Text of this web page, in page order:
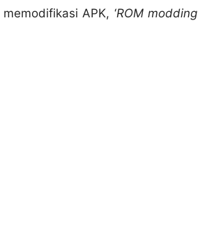
APK, ‘ROM modding